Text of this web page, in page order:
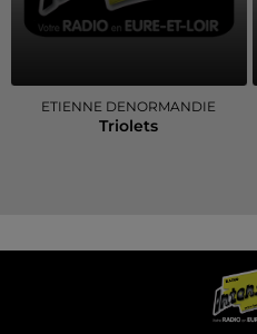
ETIENNE DENORMANDIE
Triolets